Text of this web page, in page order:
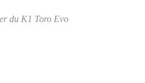
du K1 Toro Evo